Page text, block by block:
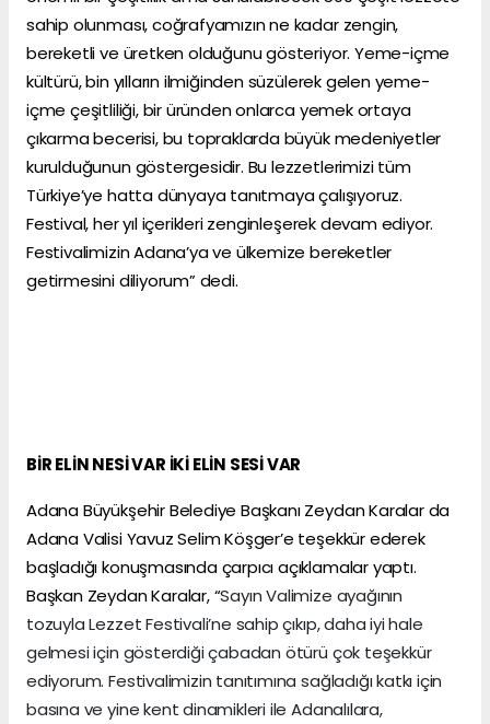
sahip olunması, coğrafyamızın ne kadar zengin,
bereketli ve üretken olduğunu gösteriyor. Yeme-içme
kültürü, bin yılların ilmiğinden süzülerek gelen yeme-
içme çeşitliliği, bir üründen onlarca yemek ortaya
çıkarma becerisi, bu topraklarda büyük medeniyetler
kurulduğunun göstergesidir. Bu lezzetlerimizi tüm
Türkiye’ye hatta dünyaya tanıtmaya çalışıyoruz.
Festival, her yıl içerikleri zenginleşerek devam ediyor.
Festivalimizin Adana’ya ve ülkemize bereketler
getirmesini diliyorum” dedi.
BİR ELİN NESİ VAR İKİ ELİN SESİ VAR
Adana Büyükşehir Belediye Başkanı Zeydan Karalar da
Adana Valisi Yavuz Selim Köşger’e teşekkür ederek
başladığı konuşmasında çarpıcı açıklamalar yaptı.
Başkan Zeydan Karalar, “Sayın Valimize ayağının
tozuyla Lezzet Festivali’ne sahip çıkıp, daha iyi hale
gelmesi için gösterdiği çabadan ötürü çok teşekkür
ediyorum. Festivalimizin tanıtımına sağladığı katkı için
basına ve yine kent dinamikleri ile Adanalılara,